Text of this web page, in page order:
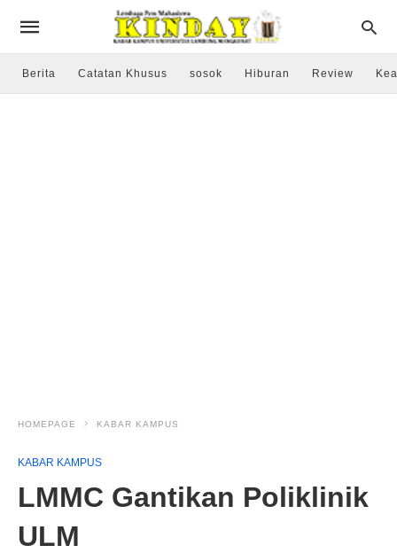
Berita Catatan Khusus sosok Hiburan Review
HOMEPAGE KABAR KAMPUS
KABAR KAMPUS
LMMC Gantikan Poliklinik
ULM